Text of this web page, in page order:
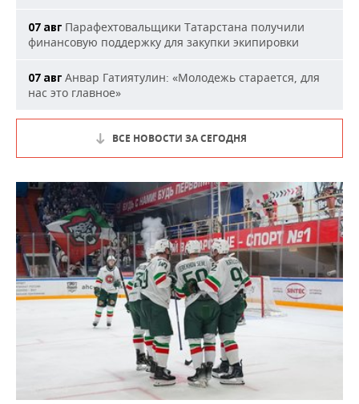
07 авг Парафехтовальщики Татарстана получили
финансовую поддержку для закупки экипировки
07 авг Анвар Гатиятулин: «Молодежь старается, для
нас это главное»
ВСЕ НОВОСТИ ЗА СЕГОДНЯ